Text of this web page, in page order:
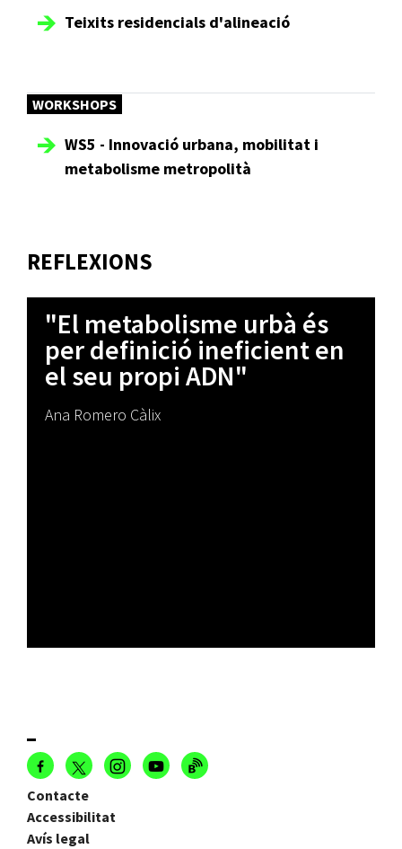
Teixits residencials d'alineació
WORKSHOPS
WS5 - Innovació urbana, mobilitat i
metabolisme metropolità
REFLEXIONS
"El metabolisme urbà és
per definició ineficient en
el seu propi ADN"
Ana Romero Càlix
Contacte
Accessibilitat
Avís legal